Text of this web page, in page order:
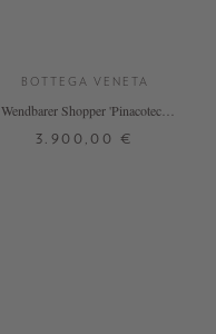
BOTTEGA VENETA
Wendbarer Shopper 'Pinacoteca'
3.900,00 €